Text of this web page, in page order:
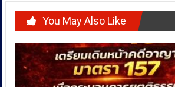
You May Also Like